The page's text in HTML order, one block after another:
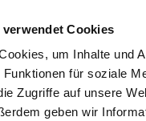
verwendet Cookies
um Inhalte und
für soziale
Zugriffe auf unsere
geben wir